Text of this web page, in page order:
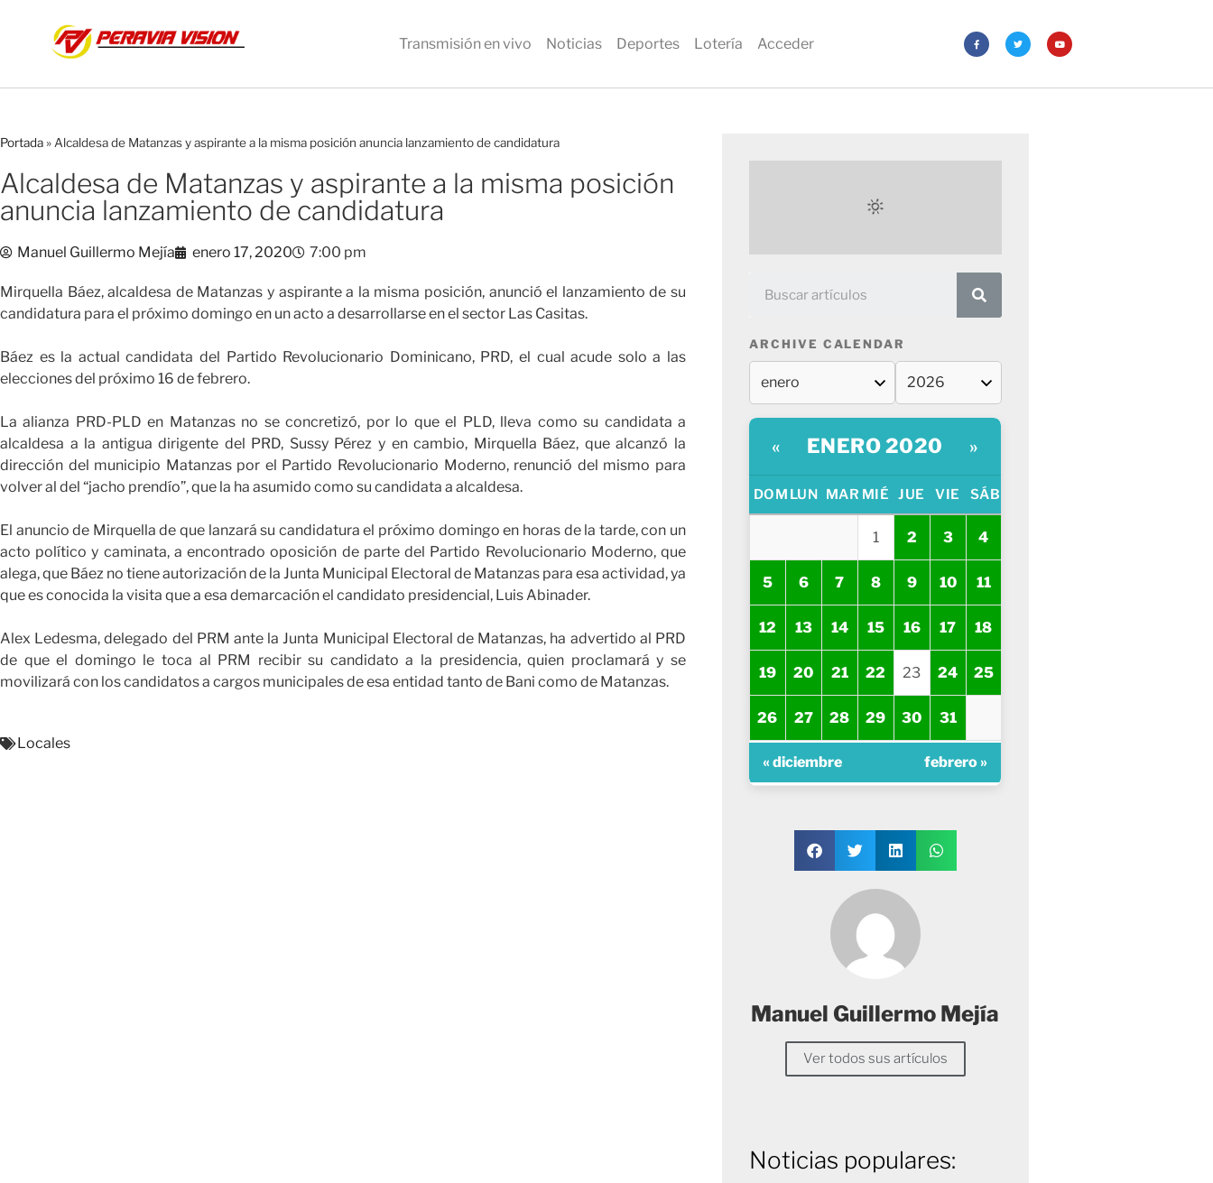
Transmisión en vivo Noticias Deportes Lotería Acceder
Portada»Alcaldesa de Matanzas y aspirante a la misma posición anuncia lanzamiento de candidatura
Alcaldesa de Matanzas y aspirante a la misma posición
anuncia lanzamiento de candidatura
Manuel Guillermo Mejía enero 17, 2020 7:00 pm
Mirquella Báez, alcaldesa de Matanzas y aspirante a la misma posición, anunció el lanzamiento de su
candidatura para el próximo domingo en un acto a desarrollarse en el sector Las Casitas.
Báez es la actual candidata del Partido Revolucionario Dominicano, PRD, el cual acude solo a las
elecciones del próximo 16 de febrero.
La alianza PRD-PLD en Matanzas no se concretizó, por lo que el PLD, lleva como su candidata a
alcaldesa a la antigua dirigente del PRD, Sussy Pérez y en cambio, Mirquella Báez, que alcanzó la
dirección del municipio Matanzas por el Partido Revolucionario Moderno, renunció del mismo para
volver al del “jacho prendío”, que la ha asumido como su candidata a alcaldesa.
El anuncio de Mirquella de que lanzará su candidatura el próximo domingo en horas de la tarde, con un
acto político y caminata, a encontrado oposición de parte del Partido Revolucionario Moderno, que
alega, que Báez no tiene autorización de la Junta Municipal Electoral de Matanzas para esa actividad, ya
que es conocida la visita que a esa demarcación el candidato presidencial, Luis Abinader.
Alex Ledesma, delegado del PRM ante la Junta Municipal Electoral de Matanzas, ha advertido al PRD
de que el domingo le toca al PRM recibir su candidato a la presidencia, quien proclamará y se
movilizará con los candidatos a cargos municipales de esa entidad tanto de Bani como de Matanzas.
Locales
ARCHIVE CALENDAR
« ENERO 2020 »
DOM LUN MAR MIÉ JUE VIE SÁB
1 2 3 4
5 6 7 8 9 10 11
12 13 14 15 16 17 18
19 20 21 22 23 24 25
26 27 28 29 30 31
« diciembre febrero »
Manuel Guillermo Mejía
Ver todos sus artículos
Noticias populares: